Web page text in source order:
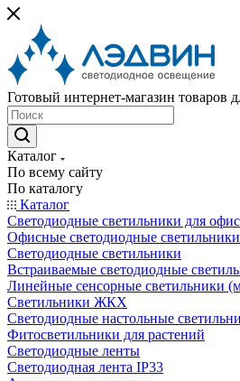
Готовый интернет-магазин товаров
Каталог
По всему сайту
По каталогу
Каталог
Светодиодные светильники для
Офисные светодиодные светильники
Светодиодные светильники
Встраиваемые светодиодные
Линейные сенсорные светильники
Светильники ЖКХ
Светодиодные настольные
Фитосветильники для растений
Светодиодные ленты
Светодиодная лента IP33